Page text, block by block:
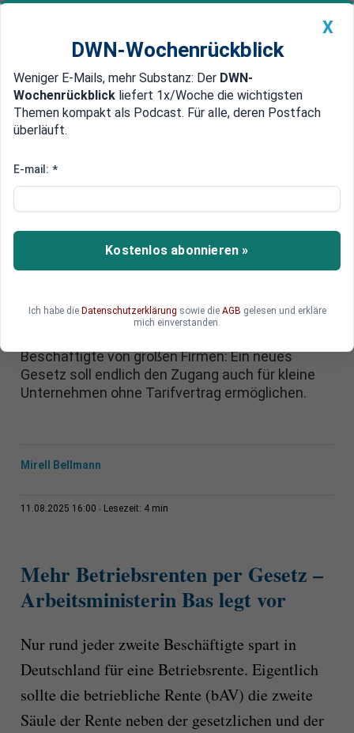
Newsticker MEIN DWN: Geldanlage Premium
Edelmetalle DWN-Magazin China
Betriebliche Altersvorsorge:
per Gesetz bei der Betriebsrente
und der privaten Vorsorge sein. Leider ist eine
Beschäftigte von großen Firmen: Ein neues
Gesetz soll endlich den Zugang auch für kleine
Unternehmen ohne Tarifvertrag ermöglichen.
Mirell Bellmann
11.08.2025 16:00 Lesezeit: 4 min
Mehr Betriebsrenten per Gesetz –
Arbeitsministerin Bas legt vor
Nur rund jeder zweite Beschäftigte spart in
Deutschland für eine Betriebsrente. Eigentlich
sollte die betriebliche Rente (bAV) die zweite
Säule der Rente neben der gesetzlichen und der
X
DWN-Wochenrückblick
Weniger E-Mails, mehr Substanz: Der DWN-
Wochenrückblick liefert 1x/Woche die wichtigsten
Themen kompakt als Podcast. Für alle, deren Postfach
überläuft.
E-mail: *
Kostenlos abonnieren »
Ich habe die Datenschutzerklärung sowie die AGB gelesen und erkläre
mich einverstanden.